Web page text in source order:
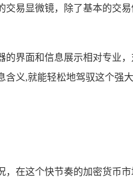
易显微镜，除了基本的交
界面和信息展示相对专业
义,就能轻松地驾驭这个强大
在这个快节奏的加密货币